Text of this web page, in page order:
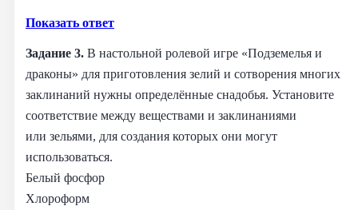
Показать ответ
Задание 3. В настольной ролевой игре «Подземелья и
драконы» для приготовления зелий и сотворения многих
заклинаний нужны определённые снадобья. Установите
соответствие между веществами и заклинаниями
или зельями, для создания которых они могут
использоваться.
Белый фосфор
Хлороформ